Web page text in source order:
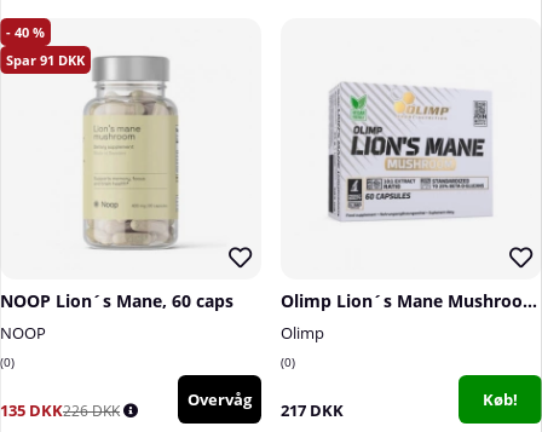
40
91
NOOP Lion´s Mane, 60 caps
NOOP
0
135 DKK226 DKK
Overvåg
Olimp Lion´s Mane Mushroom, 60 caps
Olimp
0
217 DKK Køb!